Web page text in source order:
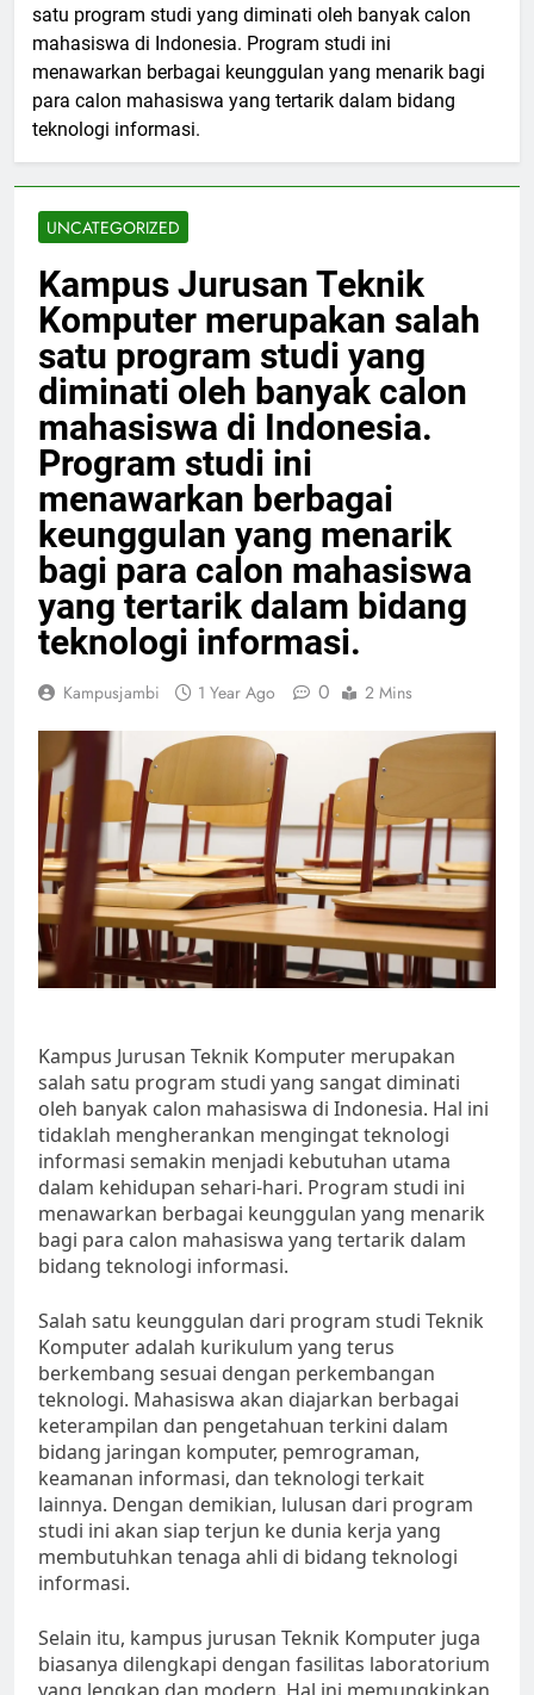
satu program studi yang diminati oleh banyak calon
mahasiswa di Indonesia. Program studi ini
menawarkan berbagai keunggulan yang menarik bagi
para calon mahasiswa yang tertarik dalam bidang
teknologi informasi.
UNCATEGORIZED
Kampus Jurusan Teknik
Komputer merupakan salah
satu program studi yang
diminati oleh banyak calon
mahasiswa di Indonesia.
Program studi ini
menawarkan berbagai
keunggulan yang menarik
bagi para calon mahasiswa
yang tertarik dalam bidang
teknologi informasi.
Kampusjambi 1 Year Ago 0 2 Mins
Kampus Jurusan Teknik Komputer merupakan
salah satu program studi yang sangat diminati
oleh banyak calon mahasiswa di Indonesia. Hal ini
tidaklah mengherankan mengingat teknologi
informasi semakin menjadi kebutuhan utama
dalam kehidupan sehari-hari. Program studi ini
menawarkan berbagai keunggulan yang menarik
bagi para calon mahasiswa yang tertarik dalam
bidang teknologi informasi.
Salah satu keunggulan dari program studi Teknik
Komputer adalah kurikulum yang terus
berkembang sesuai dengan perkembangan
teknologi. Mahasiswa akan diajarkan berbagai
keterampilan dan pengetahuan terkini dalam
bidang jaringan komputer, pemrograman,
keamanan informasi, dan teknologi terkait
lainnya. Dengan demikian, lulusan dari program
studi ini akan siap terjun ke dunia kerja yang
membutuhkan tenaga ahli di bidang teknologi
informasi.
Selain itu, kampus jurusan Teknik Komputer juga
biasanya dilengkapi dengan fasilitas laboratorium